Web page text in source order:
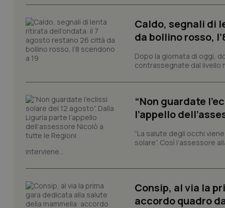
Caldo, segnali di
da bollino rosso,
Dopo la giornata di oggi,
contrassegnate dal livello
“Non guardate
l’appello
“La salute degli occhi
solare”. Così l’assessore
interviene...
Consip, al via la
accordo quadro
tracking-sites-
session-id
PHPSESSID
_ga_KM60CM4NPH